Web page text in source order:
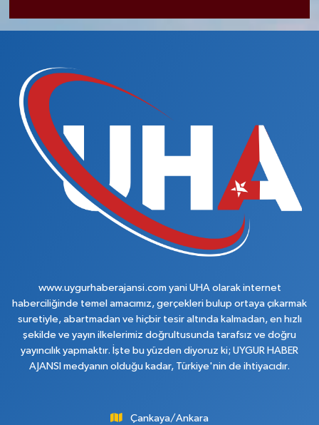
www.uygurhaberajansi.com yani UHA olarak internet
haberciliğinde temel amacımız, gerçekleri bulup ortaya çıkarmak
suretiyle, abartmadan ve hiçbir tesir altında kalmadan, en hızlı
şekilde ve yayın ilkelerimiz doğrultusunda tarafsız ve doğru
yayıncılık yapmaktır. İşte bu yüzden diyoruz ki; UYGUR HABER
AJANSI medyanın olduğu kadar, Türkiye'nin de ihtiyacıdır.
Çankaya/Ankara